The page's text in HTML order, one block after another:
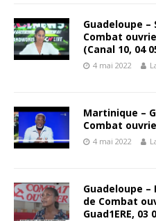
Guadeloupe –
Combat
(Canal 10, 04
4 mai 2022
Martinique –
Combat
4 mai 2022
Guadeloupe
de Combat
Guad1ERE, 03